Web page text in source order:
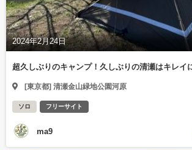
2024年2月24日
超久しぶりのキャンプ！久しぶりの清瀬はキレイ
[東京都] 清瀬金山緑地公園河原
ソロ フリーサイト
ma9